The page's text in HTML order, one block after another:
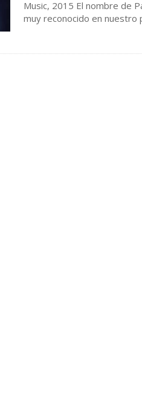
Music, 2015 El nombre de
muy reconocido en nuestro